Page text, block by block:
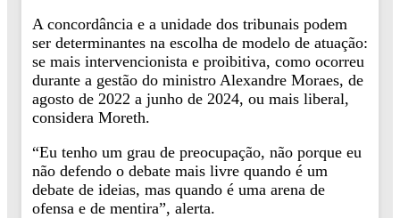
A concordância e a unidade dos tribunais podem
ser determinantes na escolha de modelo de atuação:
se mais intervencionista e proibitiva, como ocorreu
durante a gestão do ministro Alexandre Moraes, de
agosto de 2022 a junho de 2024, ou mais liberal,
considera Moreth.
“Eu tenho um grau de preocupação, não porque eu
não defendo o debate mais livre quando é um
debate de ideias, mas quando é uma arena de
ofensa e de mentira”, alerta.